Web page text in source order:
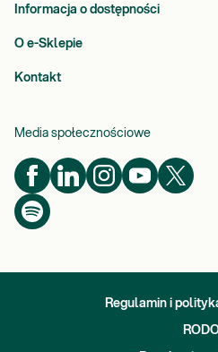
Informacja o dostępności
O e-Sklepie
Kontakt
Media społecznościowe
Regulamin i